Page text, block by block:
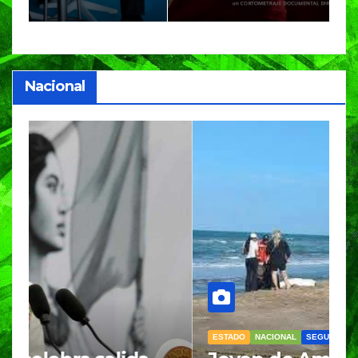
Nacional
ESTADO NACIONAL SEGURIDAD